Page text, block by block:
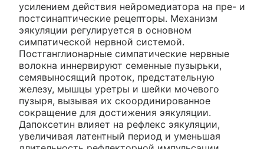
усилением действия нейромедиатора на пре- и
постсинаптические рецепторы. Механизм
эякуляции регулируется в основном
симпатической нервной системой.
Постганглионарные симпатические нервные
волокна иннервируют семенные пузырьки,
семявыносящий проток, предстательную
железу, мышцы уретры и шейки мочевого
пузыря, вызывая их скоординированное
сокращение для достижения эякуляции.
Дапоксетин влияет на рефлекс эякуляции,
увеличивая латентный период и уменьшая